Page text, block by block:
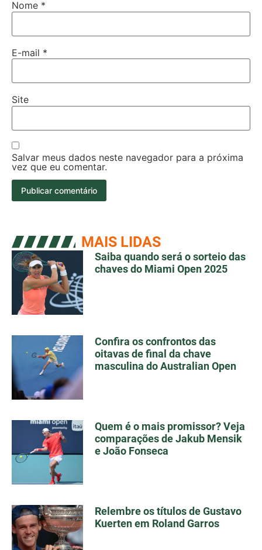
Nome *
E-mail *
Site
Salvar meus dados neste navegador para a próxima
vez que eu comentar.
MAIS LIDAS
Saiba quando será o sorteio das
chaves do Miami Open 2025
Confira os confrontos das
oitavas de final da chave
masculina do Australian Open
Quem é o mais promissor? Veja
comparações de Jakub Mensik
e João Fonseca
Relembre os títulos de Gustavo
Kuerten em Roland Garros